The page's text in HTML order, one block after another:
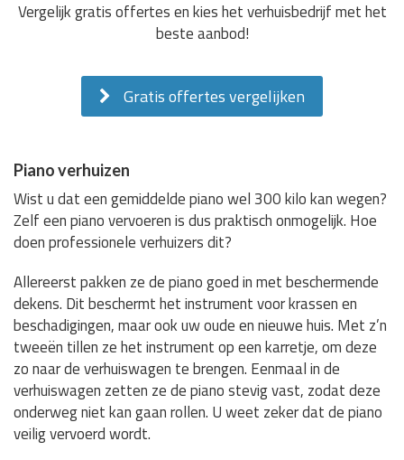
Vergelijk gratis offertes en kies het verhuisbedrijf met het
beste aanbod!
Gratis offertes vergelijken
Piano verhuizen
Wist u dat een gemiddelde piano wel 300 kilo kan wegen?
Zelf een piano vervoeren is dus praktisch onmogelijk. Hoe
doen professionele verhuizers dit?
Allereerst pakken ze de piano goed in met beschermende
dekens. Dit beschermt het instrument voor krassen en
beschadigingen, maar ook uw oude en nieuwe huis. Met z’n
tweeën tillen ze het instrument op een karretje, om deze
zo naar de verhuiswagen te brengen. Eenmaal in de
verhuiswagen zetten ze de piano stevig vast, zodat deze
onderweg niet kan gaan rollen. U weet zeker dat de piano
veilig vervoerd wordt.